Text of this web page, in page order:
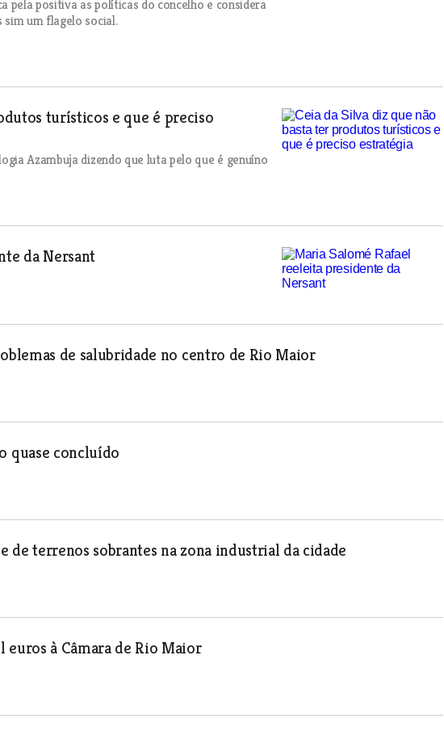
pela positiva as políticas do concelho e considera
sim um flagelo social.
turísticos e que é preciso
Azambuja dizendo que luta pelo que é genuíno
da Nersant
de salubridade no centro de Rio Maior
quase concluído
de terrenos sobrantes na zona industrial da cidade
à Câmara de Rio Maior